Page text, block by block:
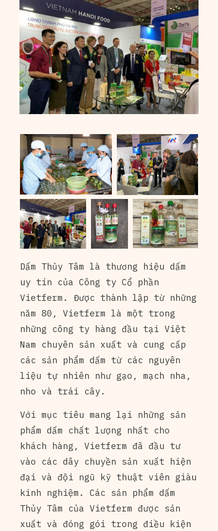
Dấm Thủy Tâm là thương hiệu dấm
uy tín của Công ty Cổ phần
Vietferm. Được thành lập từ những
năm 80, Vietferm là một trong
những công ty hàng đầu tại Việt
Nam chuyên sản xuất và cung cấp
các sản phẩm dấm từ các nguyên
liệu tự nhiên như gạo, mạch nha,
nho và trái cây.
Với mục tiêu mang lại những sản
phẩm dấm chất lượng nhất cho
khách hàng, Vietferm đã đầu tư
vào các dây chuyền sản xuất hiện
đại và đội ngũ kỹ thuật viên giàu
kinh nghiệm. Các sản phẩm dấm
Thủy Tâm của Vietferm được sản
xuất và đóng gói trong điều kiện